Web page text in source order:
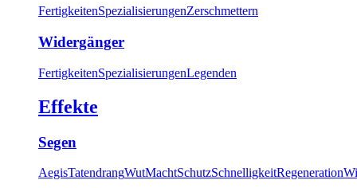
FertigkeitenSpezialisierungenZerschmettern
Widergänger
FertigkeitenSpezialisierungenLegenden
Effekte
Segen
AegisTatendrangWutMachtSchutzSchnelligkeitRegeneration